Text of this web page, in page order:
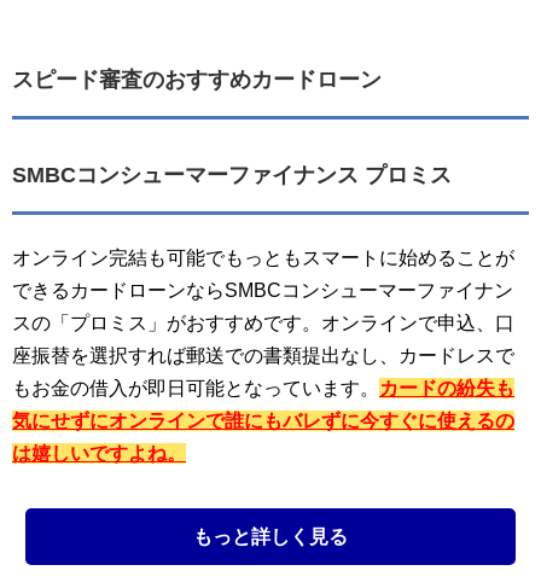
スピード審査のおすすめカードローン
SMBCコンシューマーファイナンス プロミス
オンライン完結も可能でもっともスマートに始めることが
できるカードローンならSMBCコンシューマーファイナン
スの「プロミス」がおすすめです。オンラインで申込、口
座振替を選択すれば郵送での書類提出なし、カードレスで
もお金の借入が即日可能となっています。
カードの紛失も
気にせずにオンラインで誰にもバレずに今すぐに使えるの
は嬉しいですよね。
もっと詳しく見る